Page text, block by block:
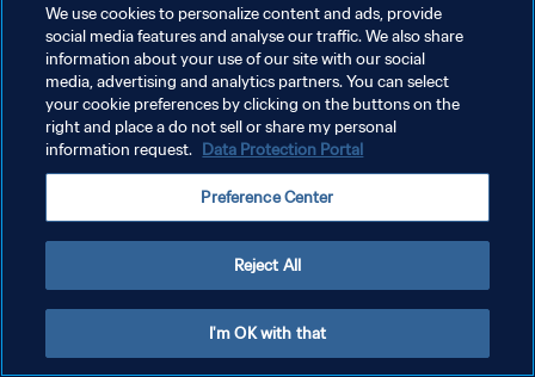
POLITIQUE DE CONFIDENTIALITÉ
CONDITIONS D'UTILISATION
GÉRER VOS PRÉFÉRENCES SUR LES COOKIES
We use cookies to personalize content and ads, provide
social media features and analyse our traffic. We also share
information about your use of our site with our social
media, advertising and analytics partners. You can select
your cookie preferences by clicking on the buttons on the
right and place a do not sell or share my personal
information request. Data Protection Portal
Preference Center
Reject All
I'm OK with that